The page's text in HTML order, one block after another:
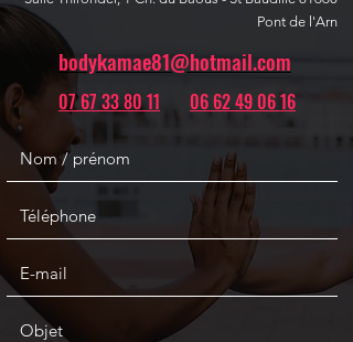
Pont de l'Arn
bodykamae81@hotmail.com
07 67 33 80 11 06 62 49 06 16